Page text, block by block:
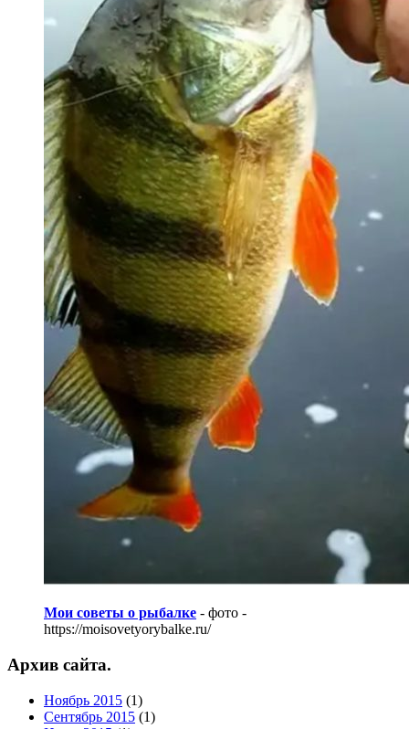
Мои советы о рыбалке - фото -
https://moisovetyorybalke.ru/
Архив сайта.
Ноябрь 2015 (1)
Сентябрь 2015 (1)